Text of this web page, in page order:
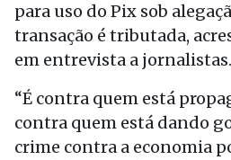
para uso do Pix sob
transação é tributada,
em entrevista a jornalistas.
“É contra quem está
contra quem está dando
crime contra a economia